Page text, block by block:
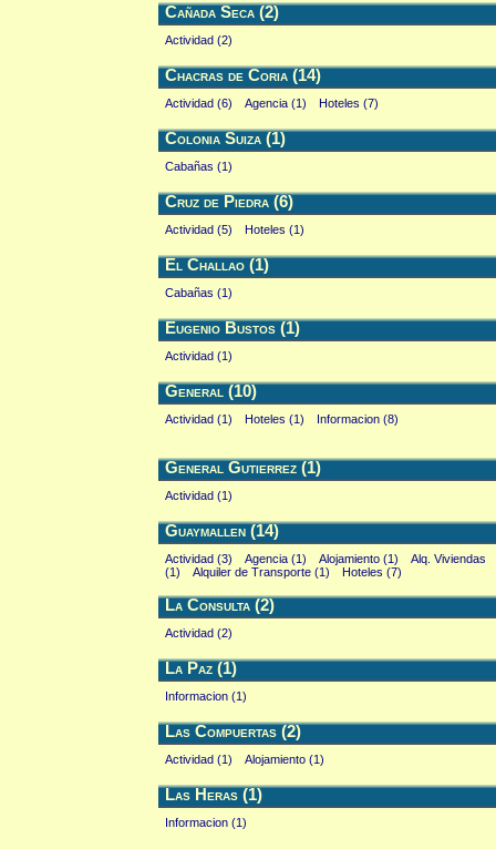
Cañada Seca (2)
Actividad (2)
Chacras de Coria (14)
Actividad (6) Agencia (1) Hoteles (7)
Colonia Suiza (1)
Cabañas (1)
Cruz de Piedra (6)
Actividad (5) Hoteles (1)
El Challao (1)
Cabañas (1)
Eugenio Bustos (1)
Actividad (1)
General (10)
Actividad (1) Hoteles (1) Informacion (8)
General Gutierrez (1)
Actividad (1)
Guaymallen (14)
Actividad (3) Agencia (1) Alojamiento (1)
Alq. Viviendas
(1)
Alquiler de Transporte (1) Hoteles (7)
La Consulta (2)
Actividad (2)
La Paz (1)
Informacion (1)
Las Compuertas (2)
Actividad (1) Alojamiento (1)
Las Heras (1)
Informacion (1)